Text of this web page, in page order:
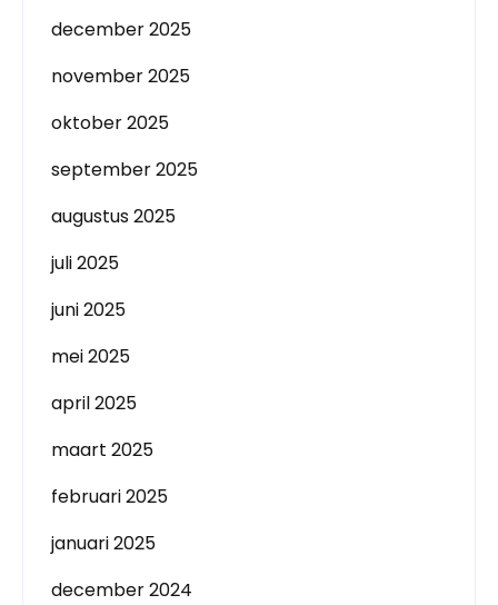
december 2025
november 2025
oktober 2025
september 2025
augustus 2025
juli 2025
juni 2025
mei 2025
april 2025
maart 2025
februari 2025
januari 2025
december 2024